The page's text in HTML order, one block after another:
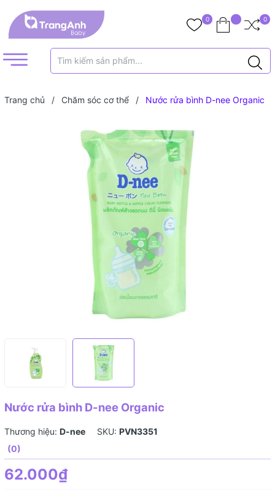
0 0
Trang chủ / Chăm sóc cơ thể / Nước rửa bình D-nee Organic
Nước rửa bình D-nee Organic
Thương hiệu: D-nee SKU: PVN3351
(0)
62.000₫